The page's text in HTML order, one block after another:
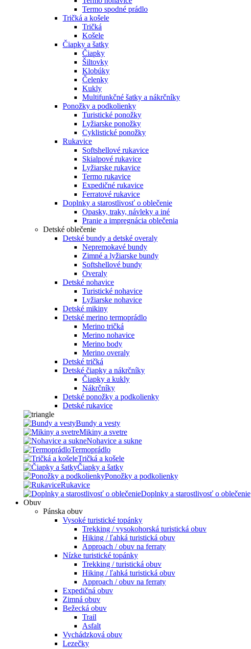
Termo spodné prádlo
Tričká a košele
Tričká
Košele
Čiapky a šatky
Čiapky
Šiltovky
Klobúky
Čelenky
Kukly
Multifunkčné šatky a nákrčníky
Ponožky a podkolienky
Turistické ponožky
Lyžiarske ponožky
Cyklistické ponožky
Rukavice
Softshellové rukavice
Skialpové rukavice
Lyžiarske rukavice
Termo rukavice
Expedičné rukavice
Ferratové rukavice
Doplnky a starostlivosť o oblečenie
Opasky, traky, návleky a iné
Pranie a impregnácia oblečenia
Detské oblečenie
Detské bundy a detské overaly
Nepremokavé bundy
Zimné a lyžiarske bundy
Softshellové bundy
Overaly
Detské nohavice
Turistické nohavice
Lyžiarske nohavice
Detské mikiny
Detské merino termoprádlo
Merino tričká
Merino nohavice
Merino body
Merino overaly
Detské tričká
Detské čiapky a nákrčníky
Čiapky a kukly
Nákrčníky
Detské ponožky a podkolienky
Detské rukavice
Bundy a vesty
Mikiny a svetre
Nohavice a sukne
Termoprádlo
Tričká a košele
Čiapky a šatky
Ponožky a podkolienky
Rukavice
Doplnky a starostlivosť o oblečenie
Obuv
Pánska obuv
Vysoké turistické topánky
Trekking / vysokohorská turistická obuv
Hiking / ľahká turistická obuv
Approach / obuv na ferraty
Nízke turistické topánky
Trekking / turistická obuv
Hiking / ľahká turistická obuv
Approach / obuv na ferraty
Expedičná obuv
Zimná obuv
Bežecká obuv
Trail
Asfalt
Vychádzková obuv
Lezečky